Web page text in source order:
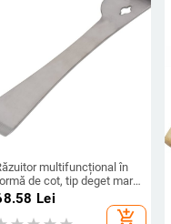
multifuncțional în
de cot, tip deget mare,
oțel inoxidabil, pentru
Lei
add_shopping_cart